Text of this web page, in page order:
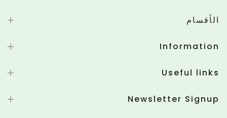
الأقسام
Information
Useful links
Newsletter Signup